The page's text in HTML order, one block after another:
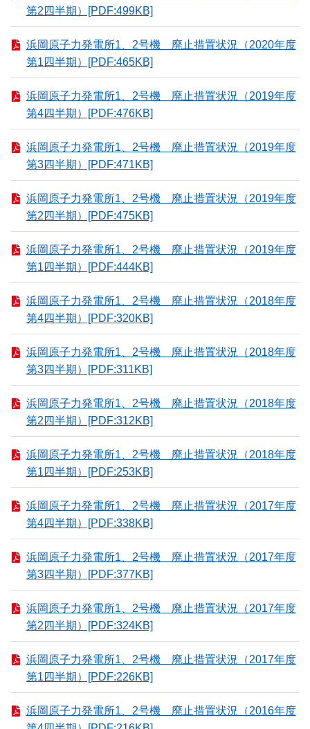
第2四半期）[PDF:499KB]
浜岡原子力発電所1、2号機 廃止措置状況（2020年度
第1四半期）[PDF:465KB]
浜岡原子力発電所1、2号機 廃止措置状況（2019年度
第4四半期）[PDF:476KB]
浜岡原子力発電所1、2号機 廃止措置状況（2019年度
第3四半期）[PDF:471KB]
浜岡原子力発電所1、2号機 廃止措置状況（2019年度
第2四半期）[PDF:475KB]
浜岡原子力発電所1、2号機 廃止措置状況（2019年度
第1四半期）[PDF:444KB]
浜岡原子力発電所1、2号機 廃止措置状況（2018年度
第4四半期）[PDF:320KB]
浜岡原子力発電所1、2号機 廃止措置状況（2018年度
第3四半期）[PDF:311KB]
浜岡原子力発電所1、2号機 廃止措置状況（2018年度
第2四半期）[PDF:312KB]
浜岡原子力発電所1、2号機 廃止措置状況（2018年度
第1四半期）[PDF:253KB]
浜岡原子力発電所1、2号機 廃止措置状況（2017年度
第4四半期）[PDF:338KB]
浜岡原子力発電所1、2号機 廃止措置状況（2017年度
第3四半期）[PDF:377KB]
浜岡原子力発電所1、2号機 廃止措置状況（2017年度
第2四半期）[PDF:324KB]
浜岡原子力発電所1、2号機 廃止措置状況（2017年度
第1四半期）[PDF:226KB]
浜岡原子力発電所1、2号機 廃止措置状況（2016年度